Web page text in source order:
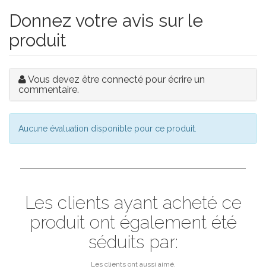
Donnez votre avis sur le
produit
Vous devez être connecté pour écrire un
commentaire.
Aucune évaluation disponible pour ce produit.
Les clients ayant acheté ce
produit ont également été
séduits par:
Les clients ont aussi aimé.